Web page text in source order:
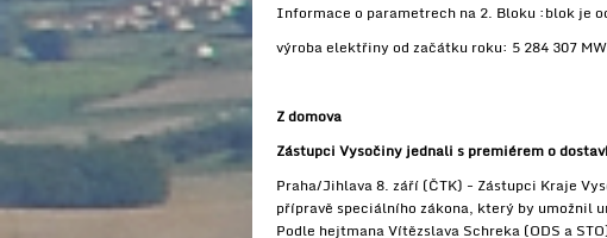
Informace o parametrech na 2. Bloku :blok je
výroba elektřiny od začátku roku: 5 284 307
Z domova
Zástupci Vysočiny jednali s premiérem o
Praha/Jihlava 8. září (ČTK) - Zástupci Kraje
přípravě speciálního zákona, který by umožnil
Podle hejtmana Vítězslava Schreka (ODS a